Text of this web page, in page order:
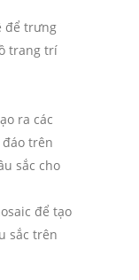
để trưng
trang trí
ra các
trên
sắc cho
để tạo
sắc trên